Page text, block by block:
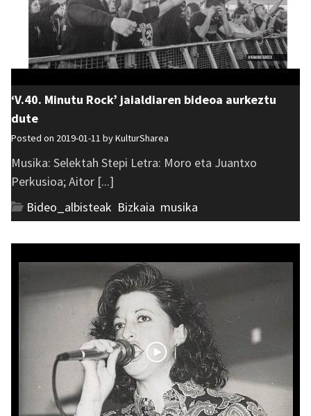
‘V.40. Minutu Rock’ jaialdiaren bideoa aurkeztu
dute
Posted on 2019-01-11 byKulturSharea
Musika: Selektah Stepi Letra: Moro eta Juantxo
Perkusioa; Aitor [...]
Bideo_albisteak Bizkaia musika